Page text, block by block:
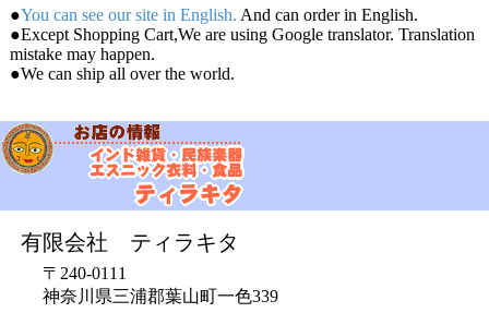
●You can see our site in English. And can order in English.
●Except Shopping Cart,We are using Google translator. Translation
mistake may happen.
●We can ship all over the world.
有限会社 ティラキタ
〒240-0111
神奈川県三浦郡葉山町一色339